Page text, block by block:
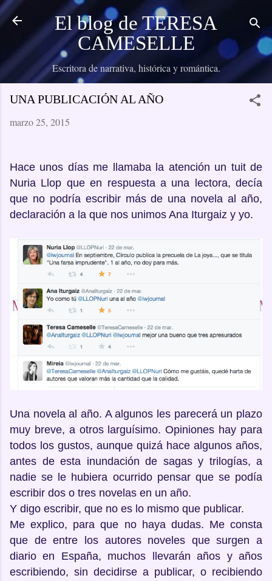
Ir al contenido principal
El blog de TERESA
CAMESELLE
Escritora de narrativa, histórica y romántica.
UNA PUBLICACIÓN AL AÑO
marzo 25, 2015
Hace unos días me llamaba la atención un tuit de
Nuria Llop que en respuesta a una lectora, decía
que no podría escribir más de una novela al año,
declaración a la que nos unimos Ana Iturgaiz y yo.
Una novela al año. A algunos les parecerá un plazo
muy breve, a otros larguísimo. Opiniones hay para
todos los gustos, aunque quizá hace algunos años,
antes de esta inundación de sagas y trilogías, a
nadie se le hubiera ocurrido pensar que se podía
escribir dos o tres novelas en un año.
Y digo escribir, que no es lo mismo que publicar.
Me explico, para que no haya dudas. Me consta
que de entre los autores noveles que surgen a
diario en España, muchos llevarán años y años
escribiendo, sin decidirse a publicar, o recibiendo